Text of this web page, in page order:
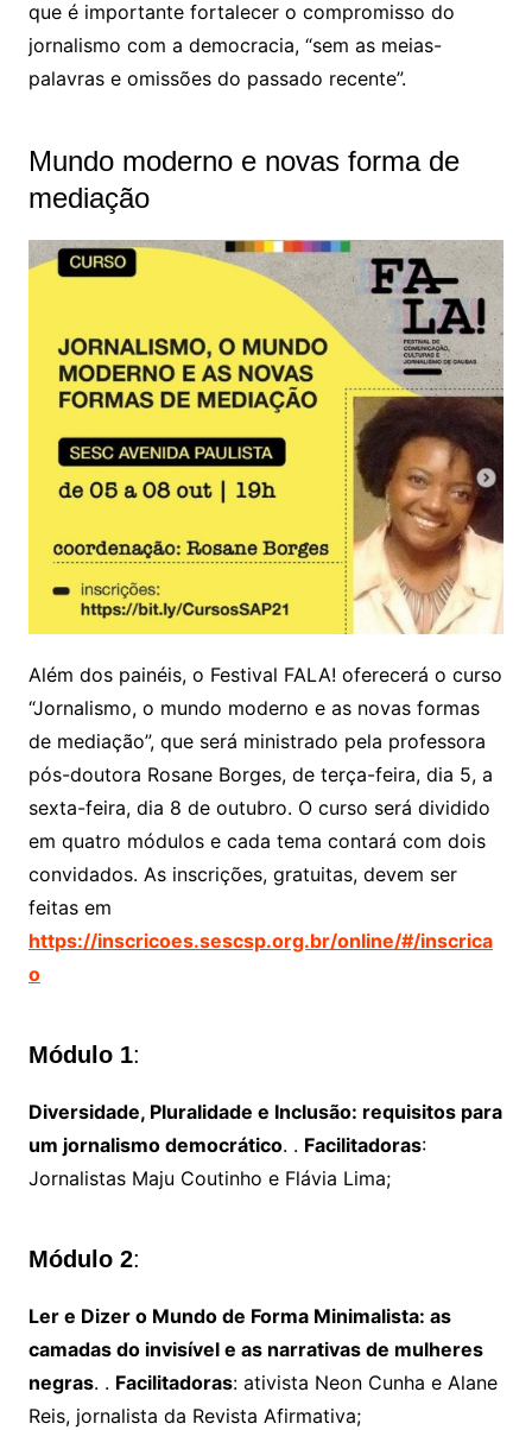
que é importante fortalecer o compromisso do
jornalismo com a democracia, “sem as meias-
palavras e omissões do passado recente”.
Mundo moderno e novas forma de
mediação
Além dos painéis, o Festival FALA! oferecerá o curso
“Jornalismo, o mundo moderno e as novas formas
de mediação”, que será ministrado pela professora
pós-doutora Rosane Borges, de terça-feira, dia 5, a
sexta-feira, dia 8 de outubro. O curso será dividido
em quatro módulos e cada tema contará com dois
convidados. As inscrições, gratuitas, devem ser
feitas em
https://inscricoes.sescsp.org.br/online/#/inscrica
o
Módulo 1:
Diversidade, Pluralidade e Inclusão: requisitos para
um jornalismo democrático. . Facilitadoras:
Jornalistas Maju Coutinho e Flávia Lima;
Módulo 2:
Ler e Dizer o Mundo de Forma Minimalista: as
camadas do invisível e as narrativas de mulheres
negras. . Facilitadoras: ativista Neon Cunha e Alane
Reis, jornalista da Revista Afirmativa;